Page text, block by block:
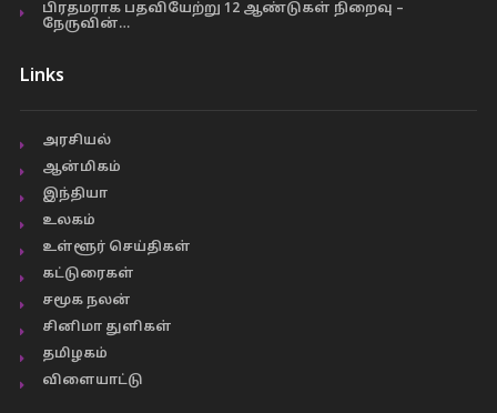
பிரதமராக பதவியேற்று 12 ஆண்டுகள் நிறைவு –
நேருவின்…
Links
அரசியல்
ஆன்மிகம்
இந்தியா
உலகம்
உள்ளூர் செய்திகள்
கட்டுரைகள்
சமூக நலன்
சினிமா துளிகள்
தமிழகம்
விளையாட்டு